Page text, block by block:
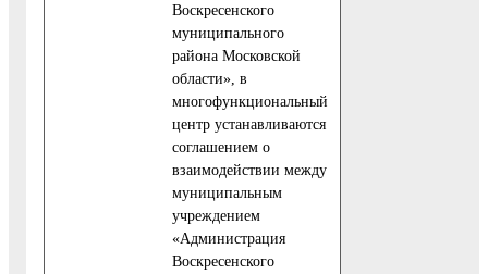
Воскресенского
муниципального
района Московской
области», в
многофункциональный
центр устанавливаются
соглашением о
взаимодействии между
муниципальным
учреждением
«Администрация
Воскресенского